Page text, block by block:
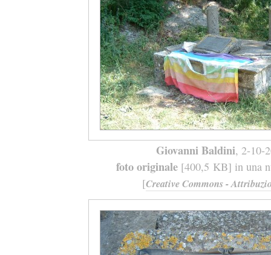
Giovanni Baldini, 2-10-
foto originale [400,5 KB] in una
[Creative Commons -